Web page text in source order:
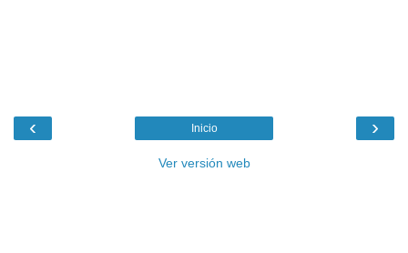
‹ ›
Inicio
Ver versión web